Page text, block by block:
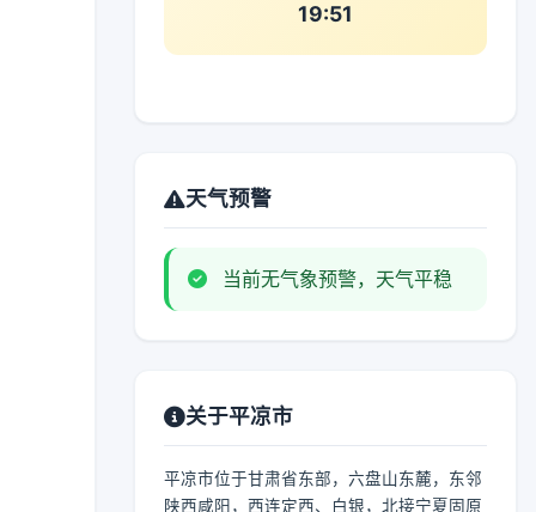
19:51
天气预警
当前无气象预警，天气平稳
关于平凉市
平凉市位于甘肃省东部，六盘山东麓，东邻
陕西咸阳，西连定西、白银，北接宁夏固原